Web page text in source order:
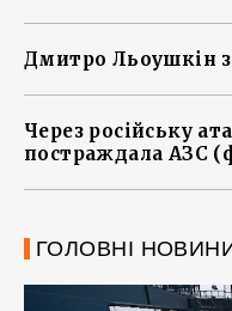
Дмитро Льоушкін
Через російську
постраждала АЗС
ГОЛОВНІ